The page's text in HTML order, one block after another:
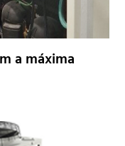
a máxima